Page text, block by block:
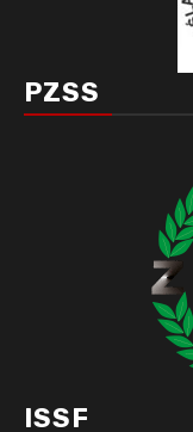
PZSS
ISSF